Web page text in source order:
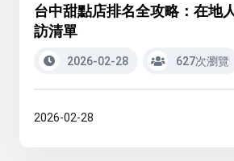
台中甜點店排名全攻略：在地
訪清單
2026-02-28 627次瀏覽
2026-02-28